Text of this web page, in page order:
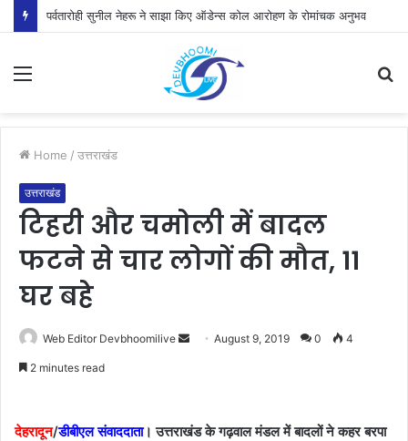
पर्वतारोही सुनील नेहरू ने साझा किए ऑडेन्स कोल आरोहण के रोमांचक अनुभव
Menu
Home / उत्तराखंड
उत्तराखंड
टिहरी और चमोली में बादल
फटने से चार लोगों की मौत, 11
घर बहे
Web Editor Devbhoomilive
SendAugust 9, 2019 0 4
2 minutes read
देहरादून/डीबीएल संवाददाता। उत्तराखंड के गढ़वाल मंडल में बादलों ने कहर बरपा